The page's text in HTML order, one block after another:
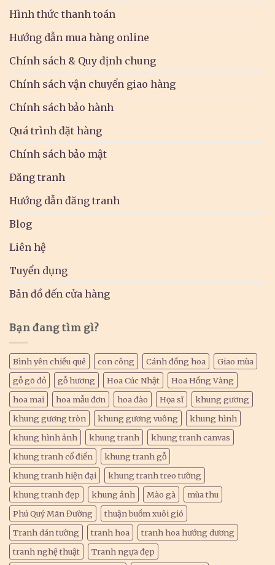
Hình thức thanh toán
Hướng dẫn mua hàng online
Chính sách & Quy định chung
Chính sách vận chuyển giao hàng
Chính sách bảo hành
Quá trình đặt hàng
Chính sách bảo mật
Đăng tranh
Hướng dẫn đăng tranh
Blog
Liên hệ
Tuyển dụng
Bản đồ đến cửa hàng
Bạn đang tìm gì?
Bình yên chiều quê con công Cánh đồng hoa
Giao mùa
gỗ gõ đỏ
gỗ hương Hoa Cúc Nhật
Hoa Hồng Vàng
hoa mai
hoa mẫu đơn hoa đào Họa sĩ
khung gương
khung gương tròn
khung gương vuông
khung hình
khung hình ảnh
khung tranh
khung tranh canvas
khung tranh cổ điển
khung tranh gỗ
khung tranh hiện đại
khung tranh treo tường
khung tranh đẹp
khung ảnh Mào gà
mùa thu
Phú Quý Mãn Đường
thuận buồm xuôi gió
Tranh dán tường
tranh hoa
tranh hoa hướng dương
tranh nghệ thuật
Tranh ngựa đẹp